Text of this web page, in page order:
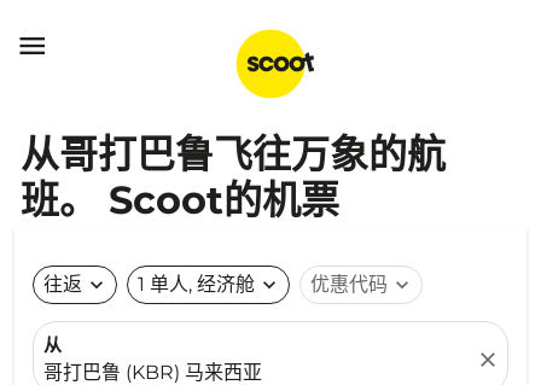

从哥打巴鲁飞往万象的航
班。 Scoot的机票
往返 expand_more 1 单人, 经济舱 expand_more 优惠代码 expand_more
从
哥打巴鲁 (KBR) 马来西亚
close